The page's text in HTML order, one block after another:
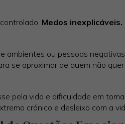
Medos inexplicáveis.
ambientes ou pessoas
se aproximar de quem não quer
pela vida e dificuldade em
crónico e desleixo com a